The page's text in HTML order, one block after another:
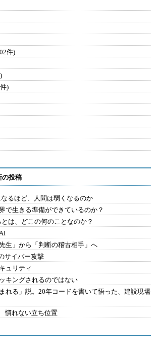
件)
)
の投稿
るほど、人間は弱くなるのか
で生きる準備ができているのか？
は、どこの何のことなのか？
生」から「判断の稽古相手」へ
サイバー攻撃
ュリティ
キングされるのではない
れる」説。20年コードを書いて悟った、建設現場
慣れない立ち位置